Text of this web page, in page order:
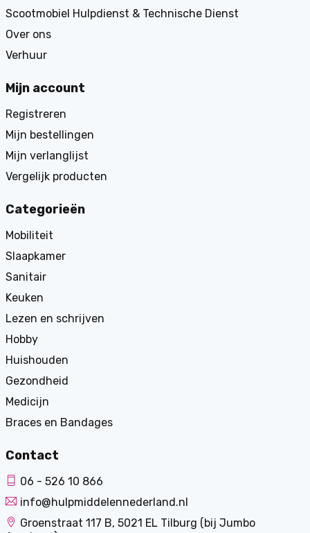
Scootmobiel Hulpdienst & Technische Dienst
Over ons
Verhuur
Mijn account
Registreren
Mijn bestellingen
Mijn verlanglijst
Vergelijk producten
Categorieën
Mobiliteit
Slaapkamer
Sanitair
Keuken
Lezen en schrijven
Hobby
Huishouden
Gezondheid
Medicijn
Braces en Bandages
Contact
06 - 526 10 866
info@hulpmiddelennederland.nl
Groenstraat 117 B, 5021 EL Tilburg (bij Jumbo